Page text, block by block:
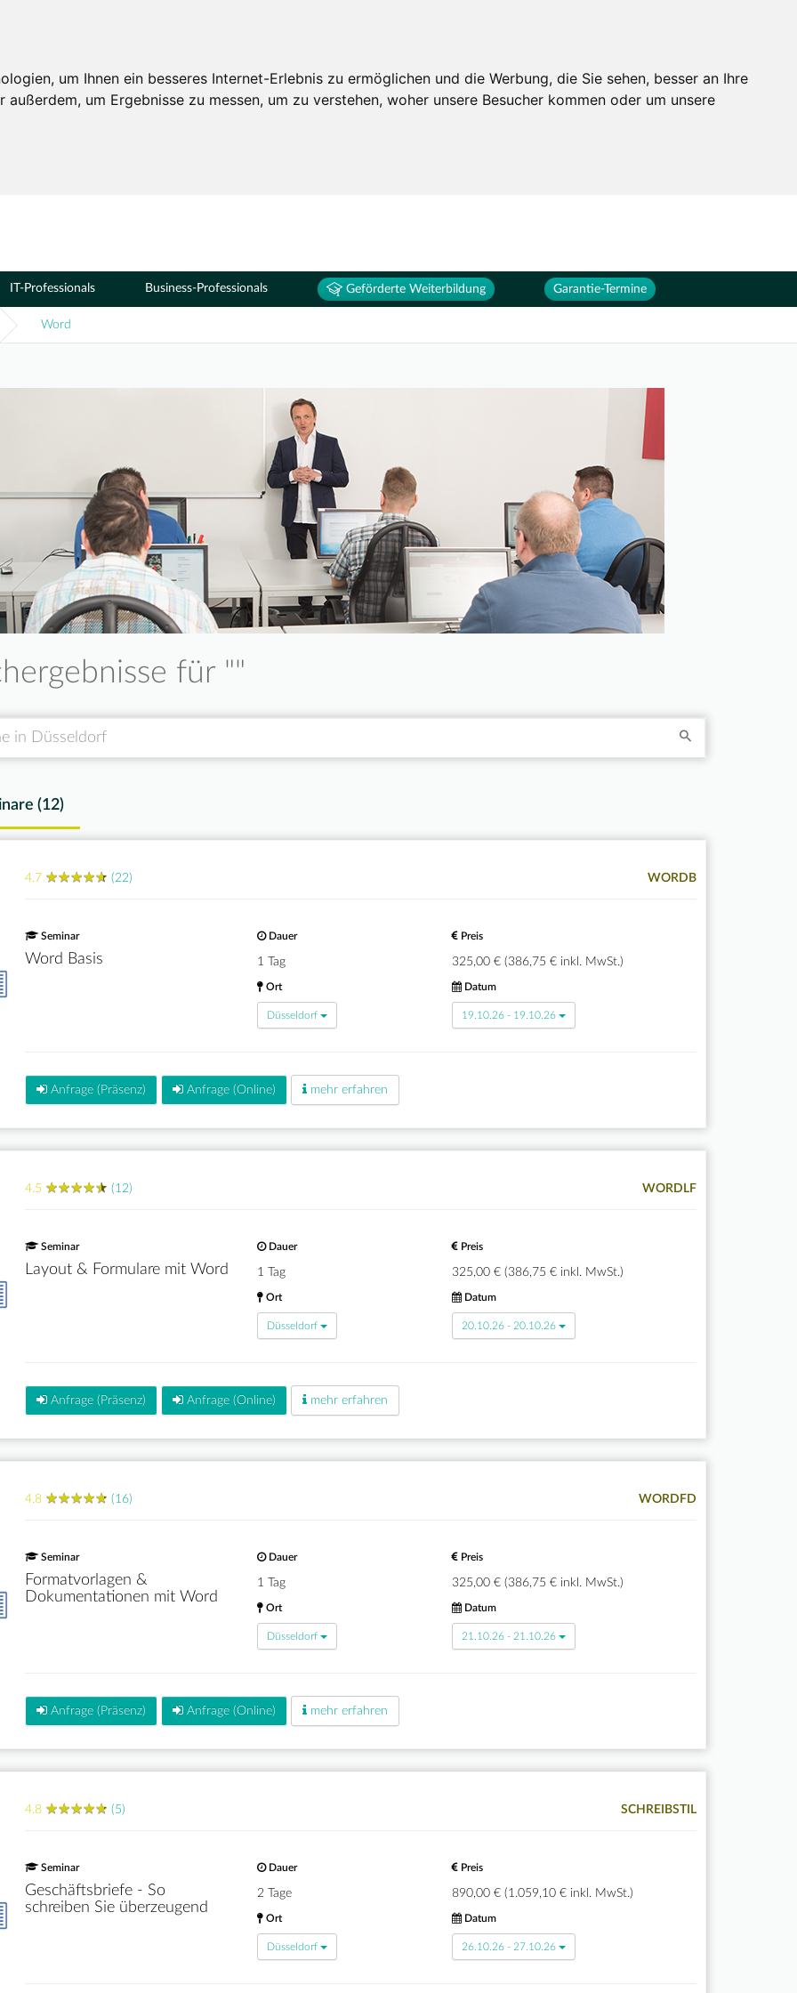
um Ihnen ein besseres Internet-Erlebnis zu ermöglichen und die Werbung, die Sie sehen, besser an Ihre
um Ergebnisse zu messen, um zu verstehen, woher unsere Besucher kommen oder um unsere
IT-Professionals Business-Professionals Geförderte Weiterbildung Garantie-Termine
Word
für ""
(12)
4.7 ★★★★★
★★★★★ (22) WORDB
Seminar
Word Basis
Dauer
1 Tag
Preis
325,00 € (386,75 € inkl. MwSt.)
Ort
Düsseldorf
Datum
19.10.26 - 19.10.26
Anfrage (Präsenz) Anfrage (Online) mehr erfahren
4.5 ★★★★★
★★★★★ (12) WORDLF
Seminar
Layout & Formulare mit Word
Dauer
1 Tag
Preis
325,00 € (386,75 € inkl. MwSt.)
Ort
Düsseldorf
Datum
20.10.26 - 20.10.26
Anfrage (Präsenz) Anfrage (Online) mehr erfahren
4.8 ★★★★★
★★★★★ (16) WORDFD
Seminar
Formatvorlagen &
Dokumentationen mit Word
Dauer
1 Tag
Preis
325,00 € (386,75 € inkl. MwSt.)
Ort
Düsseldorf
Datum
21.10.26 - 21.10.26
Anfrage (Präsenz) Anfrage (Online) mehr erfahren
4.8 ★★★★★
★★★★★ (5) SCHREIBSTIL
Seminar
Geschäftsbriefe - So
schreiben Sie überzeugend
Dauer
2 Tage
Preis
890,00 € (1.059,10 € inkl. MwSt.)
Ort
Düsseldorf
Datum
26.10.26 - 27.10.26